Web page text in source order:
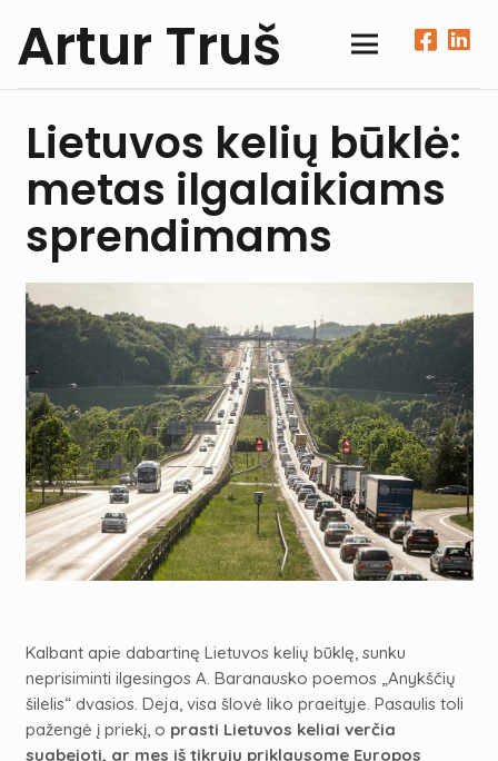
Artur Truš
Lietuvos kelių būklė:
metas ilgalaikiams
sprendimams
Kalbant apie dabartinę Lietuvos kelių būklę, sunku
neprisiminti ilgesingos A. Baranausko poemos „Anykščių
šilelis“ dvasios. Deja, visa šlovė liko praeityje. Pasaulis toli
pažengė į priekį, o prasti Lietuvos keliai verčia
suabejoti, ar mes iš tikrųjų priklausome Europos